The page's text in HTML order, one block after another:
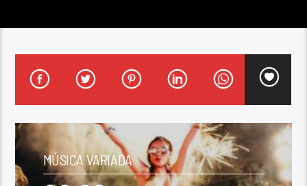
MÚSICA VARIADA